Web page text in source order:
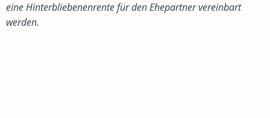
eine Hinterbliebenenrente für den Ehepartner vereinbart
werden.